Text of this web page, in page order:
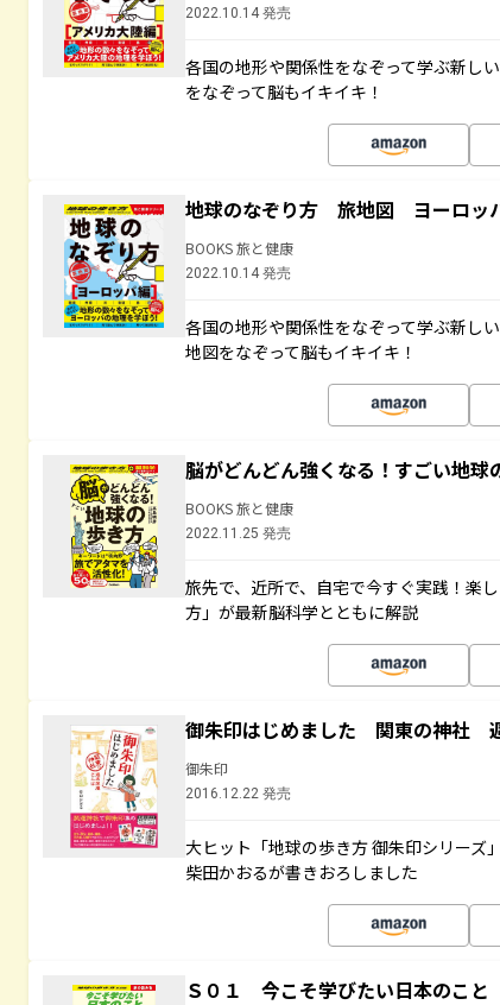
2022.10.14 発売
各国の地形や関係性をなぞって学ぶ新し
をなぞって脳もイキイキ！
地球のなぞり方 旅地図 ヨーロッ
BOOKS 旅と健康
2022.10.14 発売
各国の地形や関係性をなぞって学ぶ新し
地図をなぞって脳もイキイキ！
脳がどんどん強くなる！すごい地球
BOOKS 旅と健康
2022.11.25 発売
旅先で、近所で、自宅で今すぐ実践！楽
方」が最新脳科学とともに解説
御朱印はじめました 関東の神社
御朱印
2016.12.22 発売
大ヒット「地球の歩き方 御朱印シリーズ
柴田かおるが書きおろしました
Ｓ０１ 今こそ学びたい日本のこと